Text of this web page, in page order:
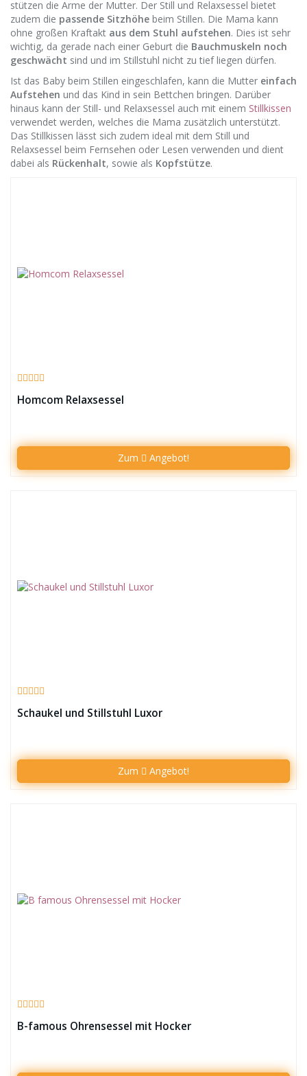
stützen die Arme der Mutter. Der Still und Relaxsessel bietet
zudem die passende Sitzhöhe beim Stillen. Die Mama kann
ohne großen Kraftakt aus dem Stuhl aufstehen. Dies ist sehr
wichtig, da gerade nach einer Geburt die Bauchmuskeln noch
geschwächt sind und im Stillstuhl nicht zu tief liegen dürfen.
Ist das Baby beim Stillen eingeschlafen, kann die Mutter einfach
Aufstehen und das Kind in sein Bettchen bringen. Darüber
hinaus kann der Still- und Relaxsessel auch mit einem Stillkissen
verwendet werden, welches die Mama zusätzlich unterstützt.
Das Stillkissen lässt sich zudem ideal mit dem Still und
Relaxsessel beim Fernsehen oder Lesen verwenden und dient
dabei als Rückenhalt, sowie als Kopfstütze.
Homcom Relaxsessel
Zum Angebot!
Schaukel und Stillstuhl Luxor
Zum Angebot!
B-famous Ohrensessel mit Hocker